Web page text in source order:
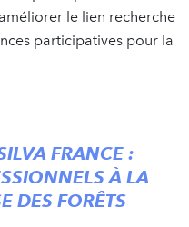
le lien recherche
participatives pour la
FRANCE :
À LA
DES FORÊTS